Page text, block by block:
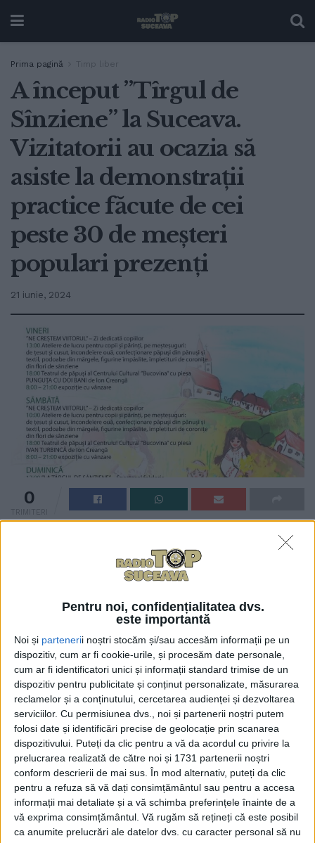
Pentru noi, confidențialitatea dvs.
este importantă
Noi și partenerii noștri stocăm și/sau accesăm informații pe un
dispozitiv, cum ar fi cookie-urile, și procesăm date personale,
cum ar fi identificatori unici și informații standard trimise de un
dispozitiv pentru publicitate și conținut personalizate, măsurarea
reclamelor și a conținutului, cercetarea audienței și dezvoltarea
serviciilor. Cu permisiunea dvs., noi și partenerii noștri putem
folosi date și identificări precise de geolocație prin scanarea
dispozitivului. Puteți da clic pentru a vă da acordul cu privire la
prelucrarea realizată de către noi și 1731 partenerii noștri
conform descrierii de mai sus. În mod alternativ, puteți da clic
pentru a refuza să vă dați consimțământul sau pentru a accesa
informații mai detaliate și a vă schimba preferințele înainte de a
vă exprima consimțământul. Vă rugăm să rețineți că este posibil
ca anumite prelucrări ale datelor dvs. cu caracter personal să nu
Prima pagină Timp liber
A început ”Tîrgul de
Sînziene” la Suceava.
Vizitatorii au ocazia să
asiste la demonstrații
practice făcute de cei
peste 30 de meșteri
populari prezenți
21 iunie, 2024
0
TRIMITERI
Astăzi, 21 iunie, este ziua în care debutează <Tîrgul
de Sînziene> la Suceava, tîrg al meșterilor populari.
Într-o intervenție la Radio Top, vicepreședintele CJ,
confuzie… <Tîrgul de Sînziene> se organizează la
Mall. Sînt activități care se desfășoară în zona
respectivă, dar <Tîrgul Meșterilor Populari> are loc
pe esplanada Casei de Cultură din centrul Sucevei”.
Tîrgul din centrul Sucevei funcționează pînă pe
24 iunie inclusiv, a precizat domnul Barbă, care a
adăugat: ”Sînt meșteri populari din județ și din țară,
peste 30. Și ce este interesant, vor fi foarte multe
demonstrații practice făcute de aceștia”.
Anul acesta, organizatorii și-au propus să aducă mai
multă bucurie copiilor. A precizat Niculai Barbă:
”Vom avea în fiecare zi și piese ale Teatrului de